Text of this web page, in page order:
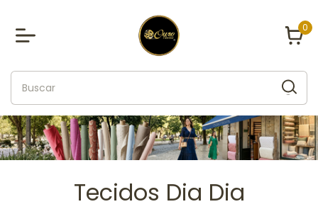
0
Tecidos Dia Dia